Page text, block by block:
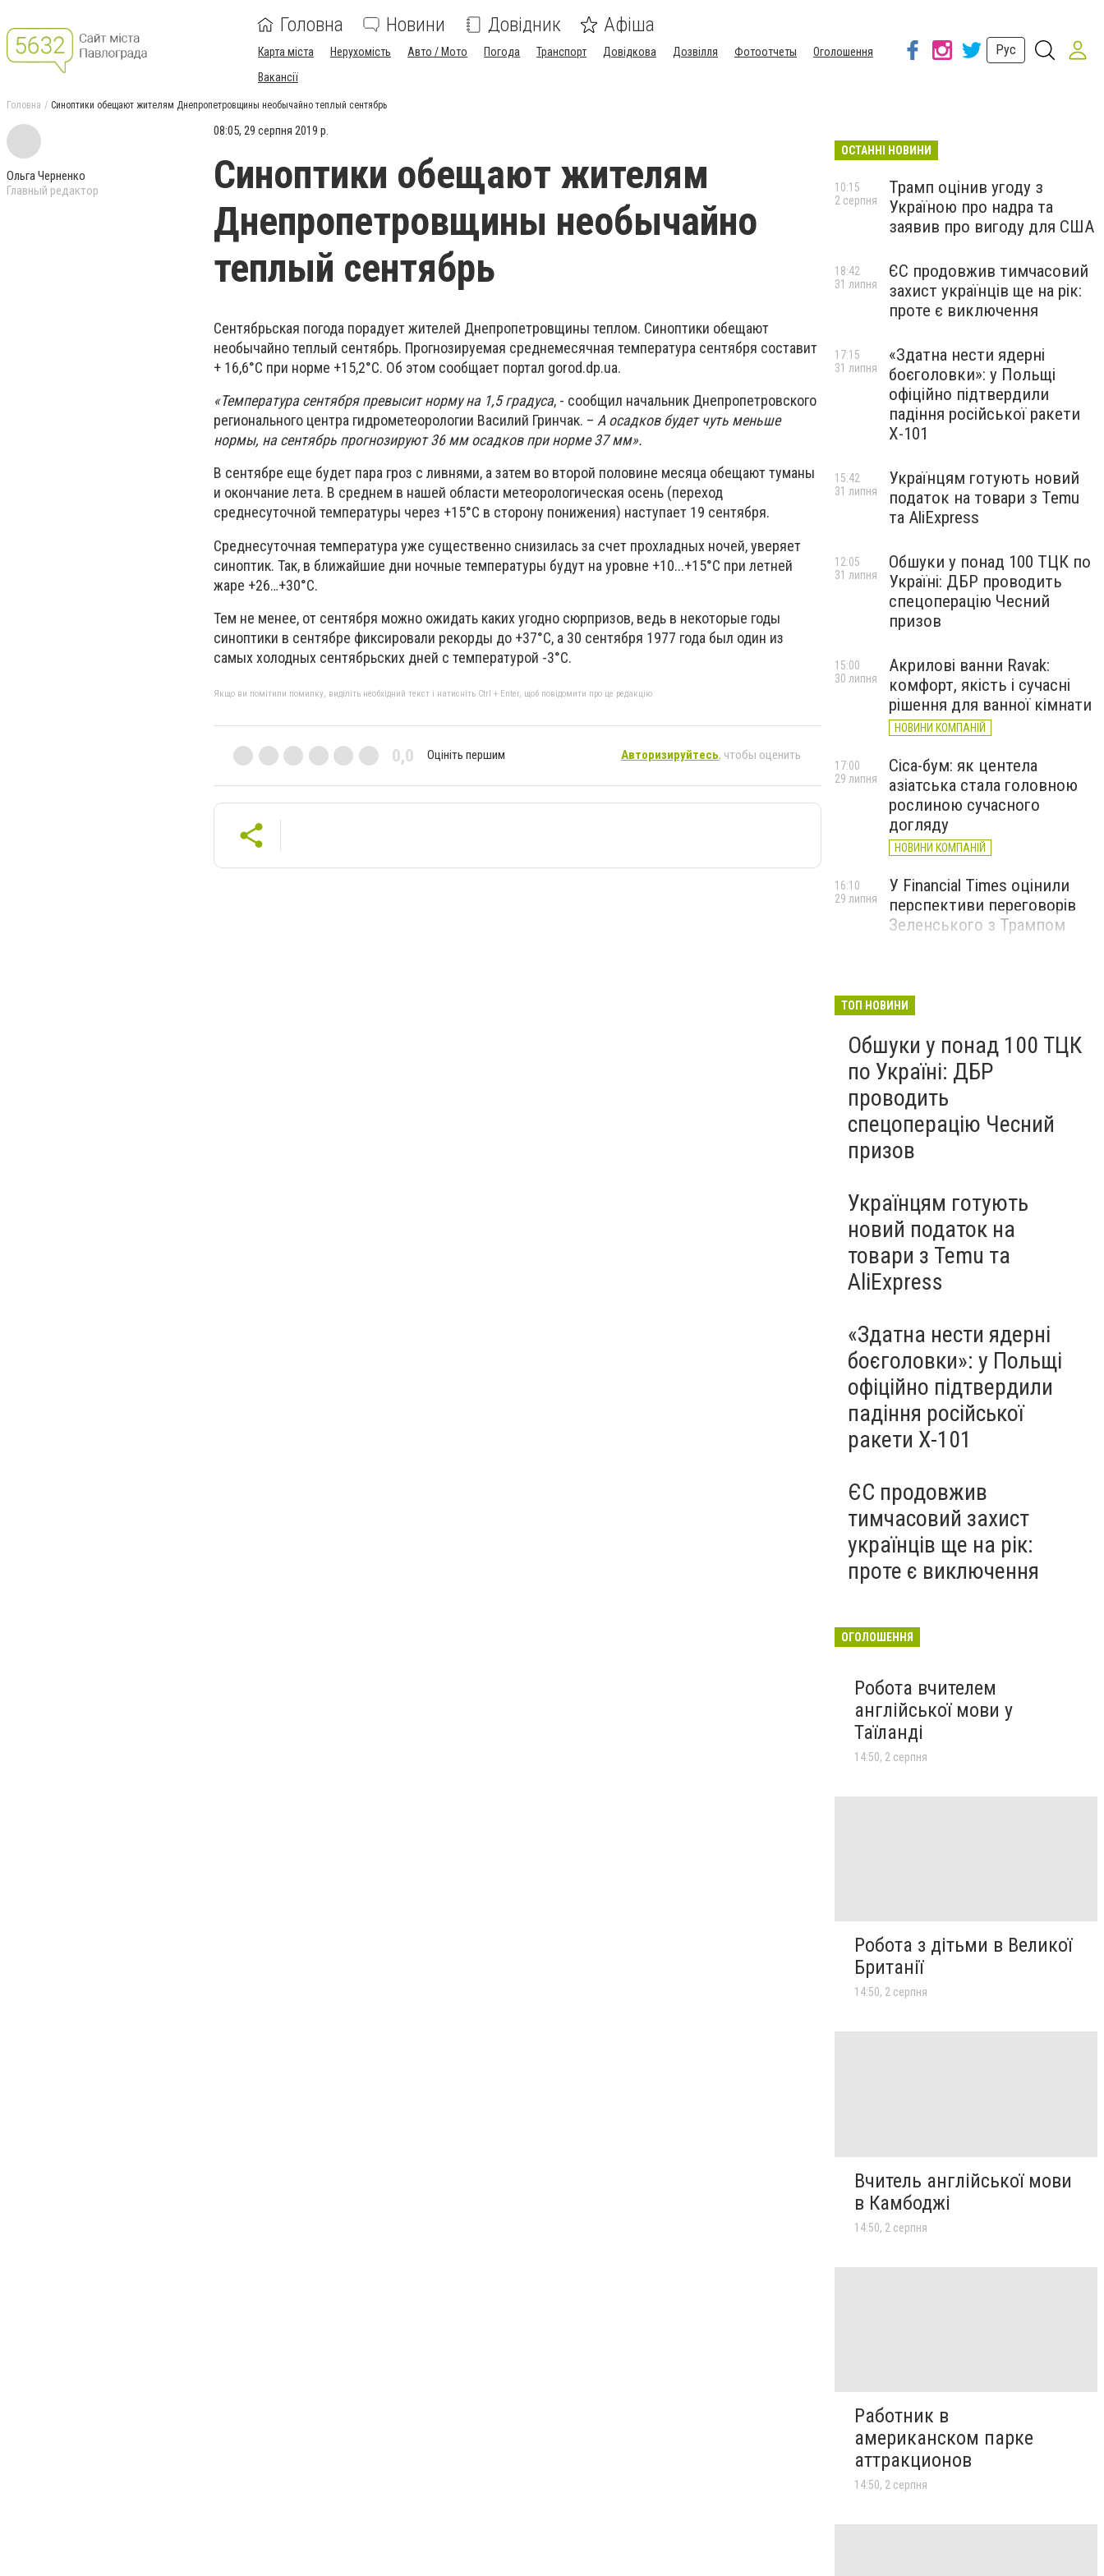
Головна Новини Довідник Афіша
Карта міста Нерухомість Авто / Мото Погода Транспорт Довідкова Дозвілля Фотоотчеты
Оголошення
Вакансії
Рус
Головна Синоптики обещают жителям Днепропетровщины необычайно теплый сентябрь
Ольга Черненко
Главный редактор
08:05, 29 серпня 2019 р.
Синоптики обещают жителям
Днепропетровщины необычайно
теплый сентябрь
Сентябрьская погода порадует жителей Днепропетровщины теплом. Синоптики обещают
необычайно теплый сентябрь. Прогнозируемая среднемесячная температура сентября составит
+ 16,6°C при норме +15,2°C. Об этом сообщает портал gorod.dp.ua.
«Температура сентября превысит норму на 1,5 градуса, - сообщил начальник Днепропетровского
регионального центра гидрометеорологии Василий Гринчак. – А осадков будет чуть меньше
нормы, на сентябрь прогнозируют 36 мм осадков при норме 37 мм».
В сентябре еще будет пара гроз с ливнями, а затем во второй половине месяца обещают туманы
и окончание лета. В среднем в нашей области метеорологическая осень (переход
среднесуточной температуры через +15°C в сторону понижения) наступает 19 сентября.
Среднесуточная температура уже существенно снизилась за счет прохладных ночей, уверяет
синоптик. Так, в ближайшие дни ночные температуры будут на уровне +10...+15°C при летней
жаре +26…+30°C.
Тем не менее, от сентября можно ожидать каких угодно сюрпризов, ведь в некоторые годы
синоптики в сентябре фиксировали рекорды до +37°C, а 30 сентября 1977 года был один из
самых холодных сентябрьских дней с температурой -3°C.
Якщо ви помітили помилку, виділіть необхідний текст і натисніть Ctrl + Enter, щоб повідомити про це редакцію
0,0 Оцініть першим Авторизируйтесь, чтобы оценить
ОСТАННІ НОВИНИ
Трамп оцінив угоду з
Україною про надра та
заявив про вигоду для США
10:15
2 серпня
ЄС продовжив тимчасовий
захист українців ще на рік:
проте є виключення
18:42
31 липня
«Здатна нести ядерні
боєголовки»: у Польщі
офіційно підтвердили
падіння російської ракети
Х-101
17:15
31 липня
Українцям готують новий
податок на товари з Temu
та AliExpress
15:42
31 липня
Обшуки у понад 100 ТЦК по
Україні: ДБР проводить
спецоперацію Чесний
призов
12:05
31 липня
Акрилові ванни Ravak:
комфорт, якість і сучасні
рішення для ванної кімнати
НОВИНИ КОМПАНІЙ
15:00
30 липня
Cica-бум: як центела
азіатська стала головною
рослиною сучасного
догляду
НОВИНИ КОМПАНІЙ
17:00
29 липня
У Financial Times оцінили
перспективи переговорів
Зеленського з Трампом
16:10
29 липня
ТОП НОВИНИ
Обшуки у понад 100 ТЦК
по Україні: ДБР
проводить
спецоперацію Чесний
призов
Українцям готують
новий податок на
товари з Temu та
AliExpress
«Здатна нести ядерні
боєголовки»: у Польщі
офіційно підтвердили
падіння російської
ракети Х-101
ЄС продовжив
тимчасовий захист
українців ще на рік:
проте є виключення
ОГОЛОШЕННЯ
Робота вчителем
англійської мови у
Таїланді
14:50, 2 серпня
Робота з дітьми в Великої
Британії
14:50, 2 серпня
Вчитель англійської мови
в Камбоджі
14:50, 2 серпня
Работник в
американском парке
аттракционов
14:50, 2 серпня